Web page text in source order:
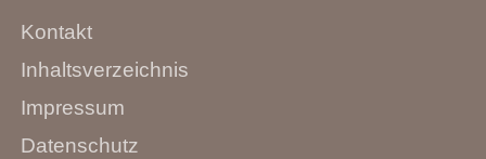
Kontakt
Inhaltsverzeichnis
Impressum
Datenschutz